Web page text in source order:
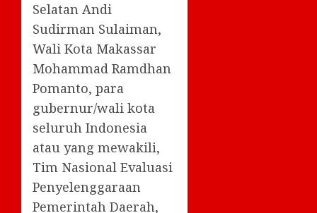
Selatan Andi
Sudirman Sulaiman,
Wali Kota Makassar
Mohammad Ramdhan
Pomanto, para
gubernur/wali kota
seluruh Indonesia
atau yang mewakili,
Tim Nasional Evaluasi
Penyelenggaraan
Pemerintah Daerah,